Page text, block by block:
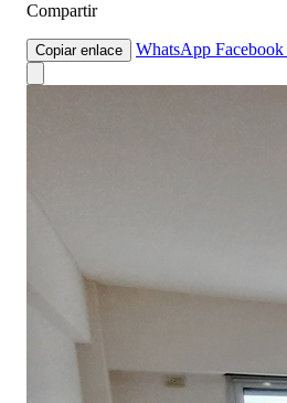
Compartir
Copiar enlace WhatsApp Facebook